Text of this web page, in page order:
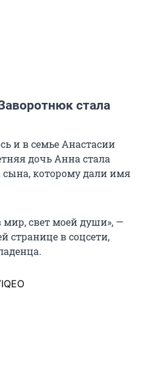
стала
и в семье Анастасии
дочь Анна стала
которому дали имя
мир, свет моей души», —
странице в соцсети,